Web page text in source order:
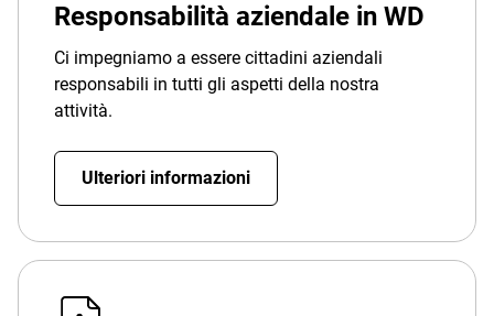
Responsabilità aziendale in WD
Ci impegniamo a essere cittadini aziendali
responsabili in tutti gli aspetti della nostra
attività.
Ulteriori informazioni